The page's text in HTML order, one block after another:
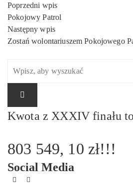
wpisu
Poprzedni wpis
Pokojowy Patrol
Następny wpis
Zostań wolontariuszem Pokojowego
Kwota z XXXIV finału
803 549, 10 zł!!!
Social Media